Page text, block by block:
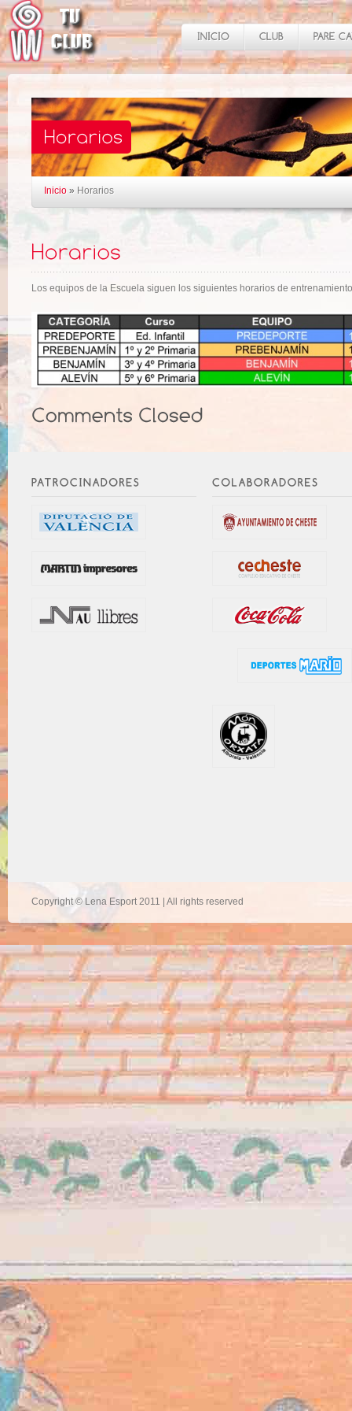
Inicio » Horarios
Los equipos de la Escuela siguen los siguientes horarios de
Copyright © Lena Esport 2011 | All rights reserved